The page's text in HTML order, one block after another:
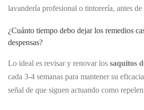
lavandería profesional o tintorería, antes de
¿Cuánto tiempo debo dejar los remedios
despensas?
Lo ideal es revisar y renovar los saquitos
cada 3-4 semanas para mantener su
señal de que siguen actuando como